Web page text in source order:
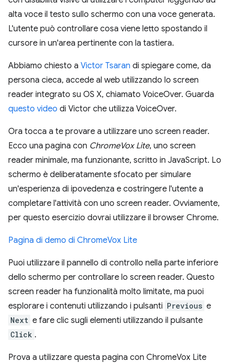
alta voce il testo sullo schermo con una voce generata.
L'utente può controllare cosa viene letto spostando il
cursore in un'area pertinente con la tastiera.
Abbiamo chiesto a Victor Tsaran di spiegare come, da
persona cieca, accede al web utilizzando lo screen
reader integrato su OS X, chiamato VoiceOver. Guarda
questo video di Victor che utilizza VoiceOver.
Ora tocca a te provare a utilizzare uno screen reader.
Ecco una pagina con ChromeVox Lite, uno screen
reader minimale, ma funzionante, scritto in JavaScript. Lo
schermo è deliberatamente sfocato per simulare
un'esperienza di ipovedenza e costringere l'utente a
completare l'attività con uno screen reader. Ovviamente,
per questo esercizio dovrai utilizzare il browser Chrome.
Pagina di demo di ChromeVox Lite
Puoi utilizzare il pannello di controllo nella parte inferiore
dello schermo per controllare lo screen reader. Questo
screen reader ha funzionalità molto limitate, ma puoi
esplorare i contenuti utilizzando i pulsanti Previous e
Next e fare clic sugli elementi utilizzando il pulsante
Click .
Prova a utilizzare questa pagina con ChromeVox Lite